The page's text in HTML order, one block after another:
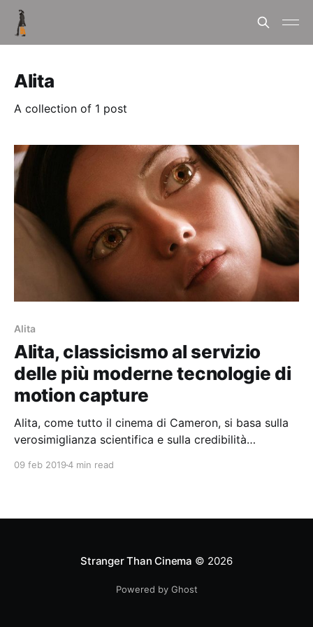
Alita
A collection of 1 post
Alita
Alita, classicismo al servizio
delle più moderne tecnologie di
motion capture
Alita, come tutto il cinema di Cameron, si basa sulla
verosimiglianza scientifica e sulla credibilità
09 feb 20194 min read
Stranger Than Cinema © 2026
Powered by Ghost